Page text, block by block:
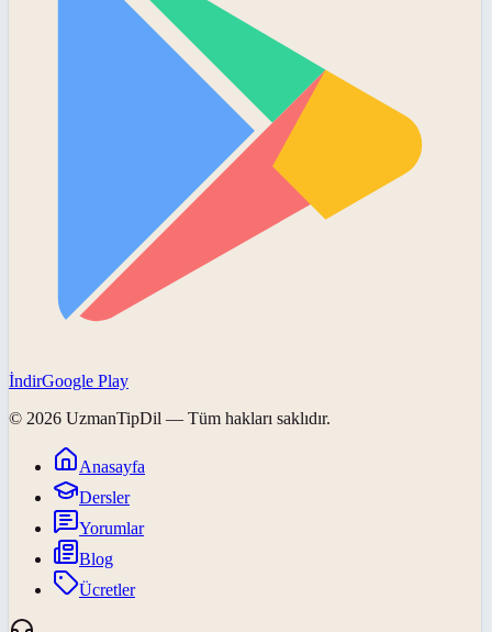
İndirGoogle Play
© 2026 UzmanTipDil — Tüm hakları saklıdır.
Anasayfa
Dersler
Yorumlar
Blog
Ücretler